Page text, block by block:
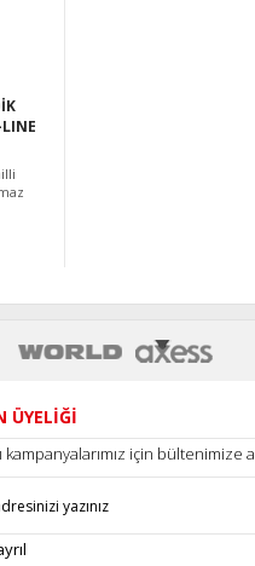
ÜYELİĞİ
kampanyalarımız için bültenimize